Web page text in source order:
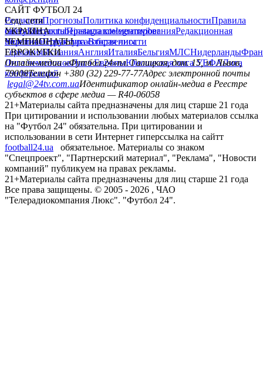
САЙТ ФУТБОЛ 24
РедакцияПрогнозыПолитика конфиденциальностиПравила
сайтуКонтактыПравила комментированияРедакционная
политикаСтруктура собственности
Соц. сети
facebookxyoutubeinstagramtelegramviber
УКРАИНА
УкраинаПервая лигаВторая лига
ЧЕМПИОНАТЫ
ГерманияИспанияАнглияИталияБельгияМЛСНидерланды
ЕВРОКУБКИ
Лига чемпионовЛига ЕвропыЮношеская лига УЕФАЛига
конференций
Онлайн-медиа «Футбол 24»пл. Галицкая, дом. 15, м. Львов,
79008Телефон +380 (32) 229-77-77Адрес электронной почты
legal@24tv.com.uaИдентификатор онлайн-медиа в Реестре
субъектов в сфере медиа — R40-06058
21+Материалы сайта предназначены для лиц старше 21 года
При цитировании и использовании любых материалов ссылка
на "Футбол 24" обязательна. При цитировании и
использовании в сети Интернет гиперссылка на сайтт
football24.ua
обязательное. Материалы со знаком
"Спецпроект", "Партнерский материал", "Реклама", "Новости
компаний" публикуем на правах рекламы.
21+Материалы сайта предназначены для лиц старше 21 года
Все права защищены. © 2005 - 2026 , ЧАО
"Телерадиокомпания Люкс". "Футбол 24".